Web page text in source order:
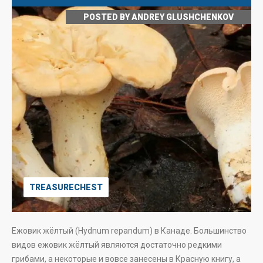
POSTED BYANDREY GLUSHCHENKOV
TREASURECHEST
Ежовик жёлтый (Hydnum repandum) в Канаде. Большинство
видов ежовик жёлтый являются достаточно редкими
грибами, а некоторые и вовсе занесены в Красную книгу, а